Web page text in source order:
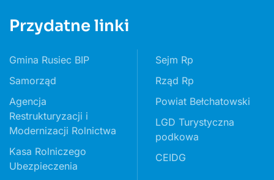
Przydatne linki
Gmina Rusiec BIP
Samorząd
Agencja
Restrukturyzacji i
Modernizacji Rolnictwa
Kasa Rolniczego
Ubezpieczenia
Sejm Rp
Rząd Rp
Powiat Bełchatowski
LGD Turystyczna
podkowa
CEIDG